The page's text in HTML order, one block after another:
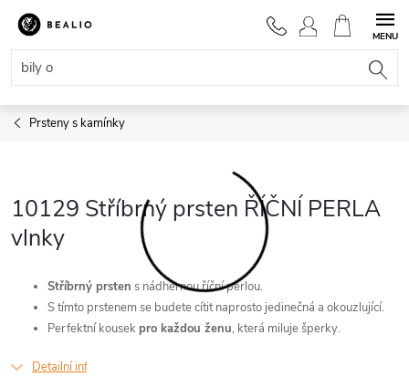
Přejít
obsah
NÁKUPNÍ
KOŠÍK
Prsteny s kamínky
10129 Stříbrný prsten ŘÍČNÍ PERLA
vlnky
Stříbrný prsten s nádhernou říční perlou.
S tímto prstenem se budete cítit naprosto jedinečná a okouzlující.
Perfektní kousekpro každou ženu, která miluje šperky.
Detailní informace